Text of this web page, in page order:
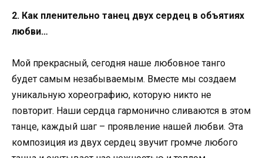
2. Как пленительно танец двух сердец в объятиях
любви…
Мой прекрасный, сегодня наше любовное танго
будет самым незабываемым. Вместе мы создаем
уникальную хореографию, которую никто не
повторит. Наши сердца гармонично сливаются в этом
танце, каждый шаг – проявление нашей любви. Эта
композиция из двух сердец звучит громче любого